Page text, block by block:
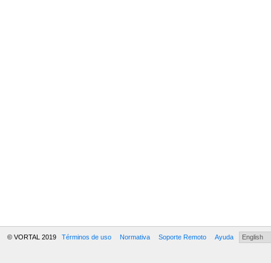
© VORTAL 2019 Términos de uso Normativa Soporte Remoto Ayuda